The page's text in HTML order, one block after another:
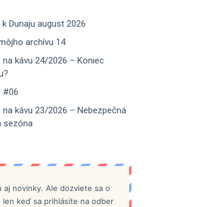
k Dunaju august 2026
archívu 14
na kávu 24/2026 – Koniec
#06
na kávu 23/2026 – Nebezpečná
sezóna
aj novinky. Ale dozviete sa o
len keď sa prihlásite na odber